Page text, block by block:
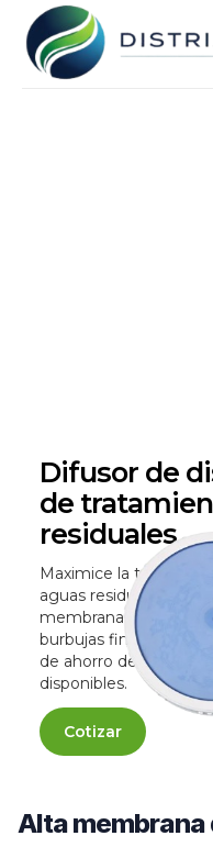
Difusor de
de
residuales
Maximice la
aguas residuales con
membrana EPDM de
burbujas fina anti-
de ahorro de energía.
disponibles.
Cotizar
Alta